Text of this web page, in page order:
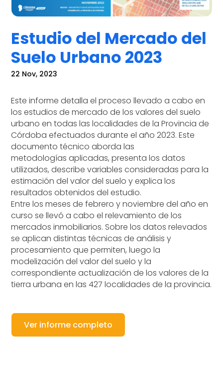
Estudio del Mercado del
Suelo Urbano 2023
22 Nov, 2023
Este informe detalla el proceso llevado a cabo en
los estudios de mercado de los valores del suelo
urbano en todas las localidades de la Provincia de
Córdoba efectuados durante el año 2023. Este
documento técnico aborda las
metodologías aplicadas, presenta los datos
utilizados, describe variables consideradas para la
estimación del valor del suelo y explica los
resultados obtenidos del estudio.
Entre los meses de febrero y noviembre del año en
curso se llevó a cabo el relevamiento de los
mercados inmobiliarios. Sobre los datos relevados
se aplican distintas técnicas de análisis y
procesamiento que permiten, luego la
modelización del valor del suelo y la
correspondiente actualización de los valores de la
tierra urbana en las 427 localidades de la provincia.
Ver informe completo